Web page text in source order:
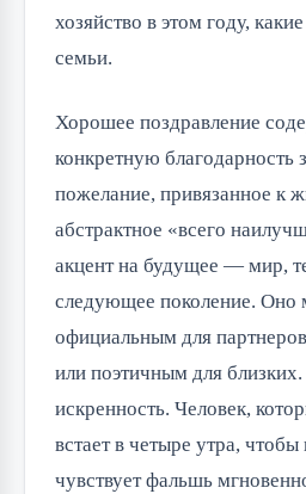
хозяйство в этом году,
семьи.
Хорошее поздравление
конкретную благодарность
пожелание, привязанное к
абстрактное «всего
акцент на будущее — мир,
следующее поколение. Оно
официальным для
или поэтичным для
искренность. Человек,
встает в четыре утра,
чувствует фальшь